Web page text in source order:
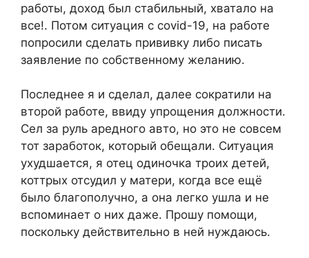
работы, доход был стабильный, хватало на
все!. Потом ситуация с covid-19, на работе
попросили сделать прививку либо писать
заявление по собственному желанию.
Последнее я и сделал, далее сократили на
второй работе, ввиду упрощения должности.
Сел за руль аредного авто, но это не совсем
тот заработок, который обещали. Ситуация
ухудшается, я отец одиночка троих детей,
коттрых отсудил у матери, когда все ещё
было благополучно, а она легко ушла и не
вспоминает о них даже. Прошу помощи,
поскольку действительно в ней нуждаюсь.